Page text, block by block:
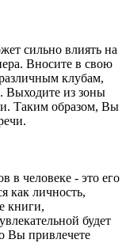
сильно влиять на
Вносите в свою
клубам,
Выходите из зоны
Таким образом, Вы
в человеке - это его
как личность,
книги,
будет
Вы привлечете